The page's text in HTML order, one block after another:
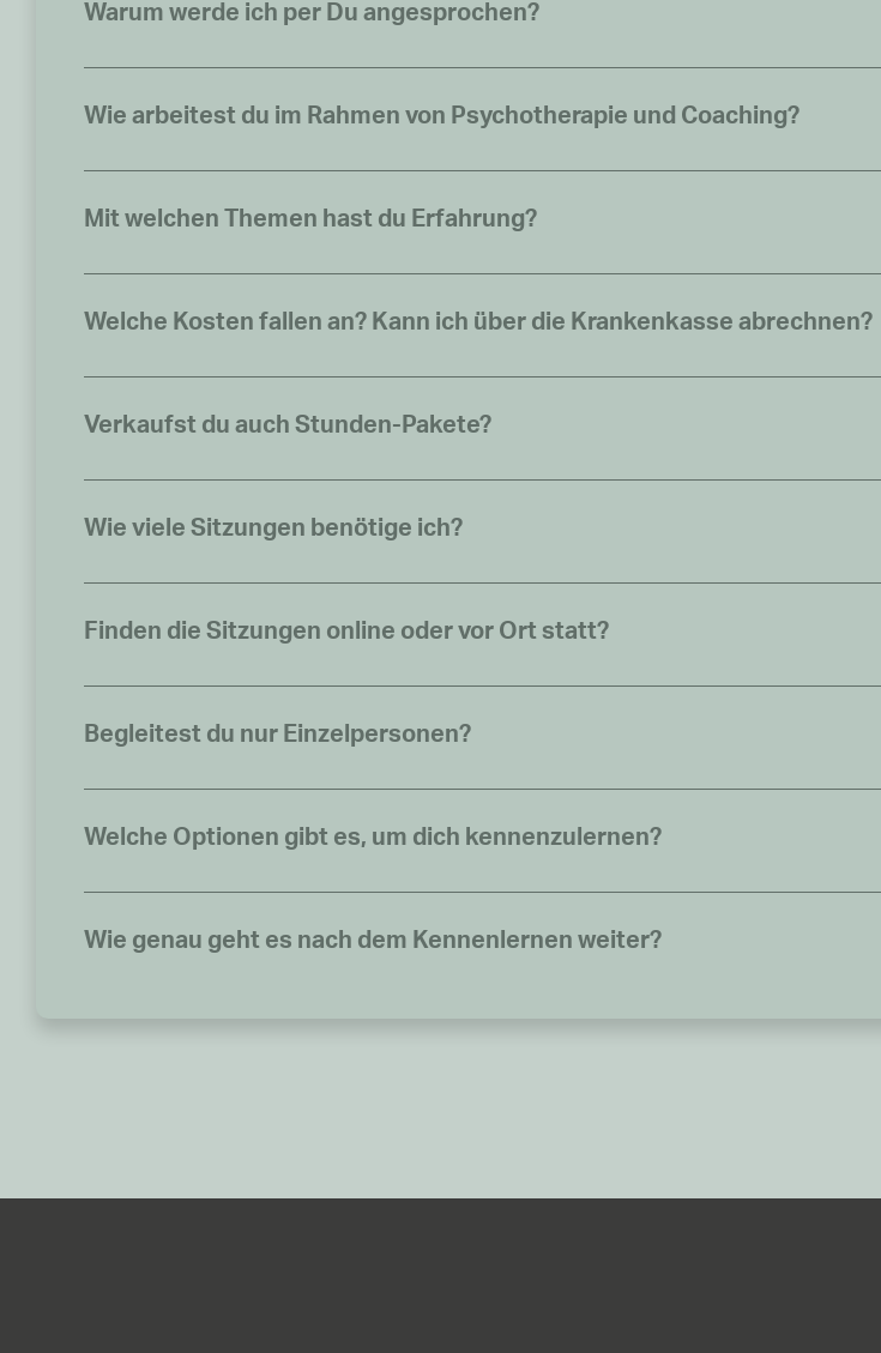
Warum werde ich per Du angesprochen?
Wie arbeitest du im Rahmen von Psychotherapie und Coaching?
Mit welchen Themen hast du Erfahrung?
Welche Kosten fallen an? Kann ich über die Krankenkasse abrechnen?
Verkaufst du auch Stunden-Pakete?
Wie viele Sitzungen benötige ich?
Finden die Sitzungen online oder vor Ort statt?
Begleitest du nur Einzelpersonen?
Welche Optionen gibt es, um dich kennenzulernen?
Wie genau geht es nach dem Kennenlernen weiter?